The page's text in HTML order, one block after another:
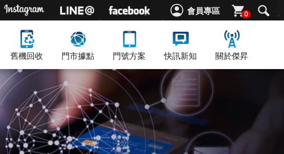
會員專區 0
舊機回收 門市據點 門號方案 快訊新知 關於傑昇